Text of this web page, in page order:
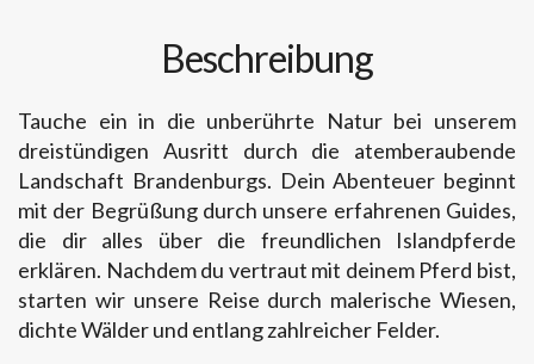
Beschreibung
Tauche ein in die unberührte Natur bei unserem
dreistündigen Ausritt durch die atemberaubende
Landschaft Brandenburgs. Dein Abenteuer beginnt
mit der Begrüßung durch unsere erfahrenen Guides,
die dir alles über die freundlichen Islandpferde
erklären. Nachdem du vertraut mit deinem Pferd bist,
starten wir unsere Reise durch malerische Wiesen,
dichte Wälder und entlang zahlreicher Felder.